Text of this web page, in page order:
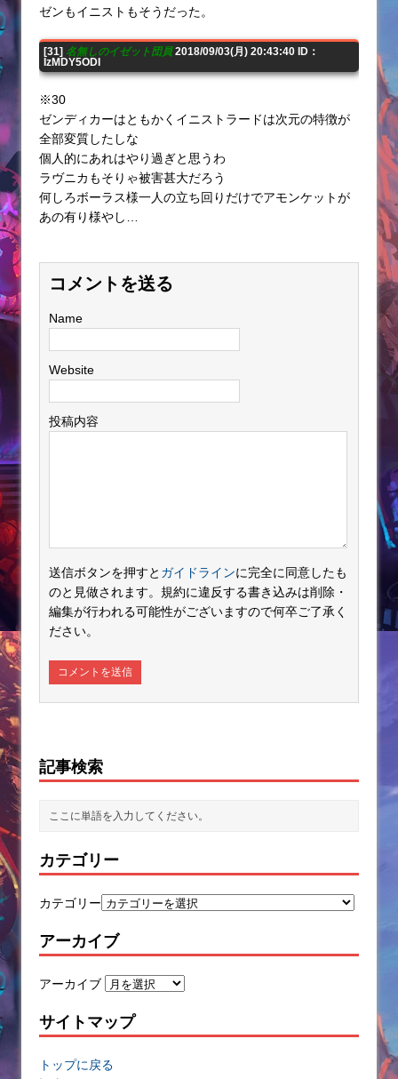
ゼンもイニストもそうだった。
[31] 名無しのイゼット団員2018/09/03(月) 20:43:40 ID：
IzMDY5ODI
※30
ゼンディカーはともかくイニストラードは次元の特徴が
全部変質したしな
個人的にあれはやり過ぎと思うわ
ラヴニカもそりゃ被害甚大だろう
何しろボーラス様一人の立ち回りだけでアモンケットが
あの有り様やし…
コメントを送る
Name
Website
投稿内容
送信ボタンを押すと ガイドラインに完全に同意したも
のと見做されます。規約に違反する書き込みは削除・
編集が行われる可能性がございますので何卒ご了承く
ださい。
記事検索
カテゴリー
カテゴリー
アーカイブ
アーカイブ
サイトマップ
トップに戻る